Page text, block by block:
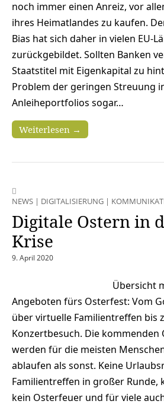
noch immer einen Anreiz, vor
ihres Heimatlandes zu kaufen.
Bias hat sich daher in vielen EU-
zurückgebildet. Sollten Banken
Staatstitel mit Eigenkapital zu
Problem der geringen Streuung
Anleiheportfolios sogar…
Weiterlesen →
NEWS | DIGITALISIERUNG |
Digitale Ostern in
Krise
9. April 2020
Übersicht
Angeboten fürs Osterfest: Vom
über virtuelle Familientreffen bis
Konzertbesuch. Die
werden für die meisten
ablaufen als sonst. Keine
Familientreffen in großer Runde,
kein Osterfeuer und für viele